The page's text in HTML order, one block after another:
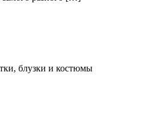
блузки и костюмы